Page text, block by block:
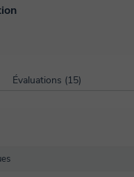
Évaluations (15)